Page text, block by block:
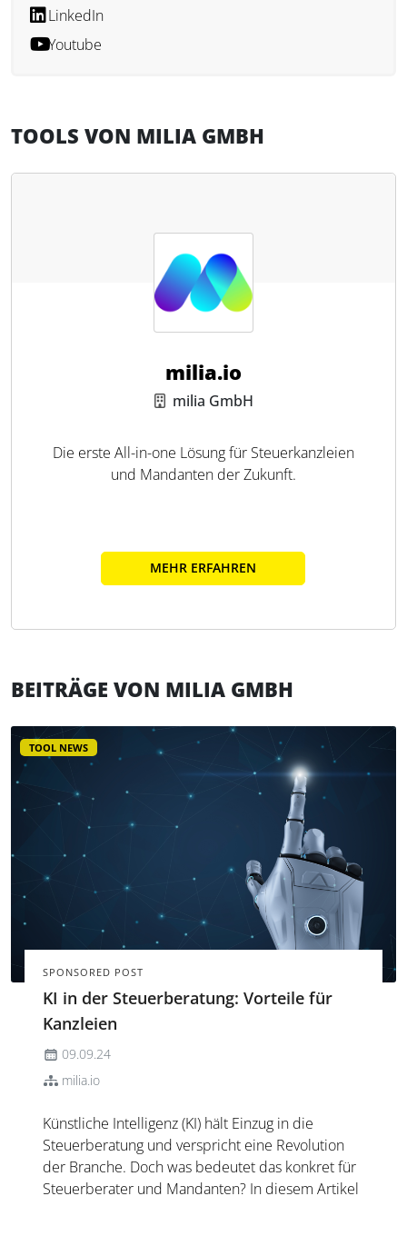
LinkedIn
Youtube
TOOLS VON MILIA GMBH
milia.io
milia GmbH
Die erste All-in-one Lösung für Steuerkanzleien
und Mandanten der Zukunft.
MEHR ERFAHREN
BEITRÄGE VON MILIA GMBH
TOOL NEWS
SPONSORED POST
KI in der Steuerberatung: Vorteile für
Kanzleien
09.09.24
milia.io
Künstliche Intelligenz (KI) hält Einzug in die
Steuerberatung und verspricht eine Revolution
der Branche. Doch was bedeutet das konkret für
Steuerberater und Mandanten? In diesem Artikel